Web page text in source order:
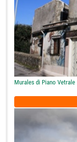
Murales di Piano Vetrale